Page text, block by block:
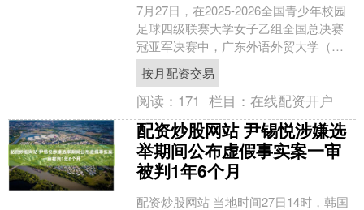
7月27日，在2025-2026全国青少年校园
足球四级联赛大学女子乙组全国总决赛
冠亚军决赛中，广东外语外贸大学（下
称“广外”）女子足球队以1:0战胜西南医
科大学....
按月配资交易
阅读： 171 栏目：在线配资开户
配资炒股网站 尹锡悦涉嫌选
举期间公布虚假事实案一审
被判1年6个月
配资炒股网站 当地时间27日14时，韩国